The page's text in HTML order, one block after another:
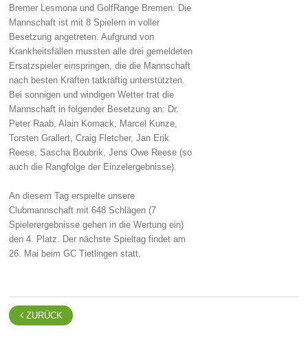
Bremer Lesmona und GolfRange Bremen. Die
Mannschaft ist mit 8 Spielern in voller
Besetzung angetreten. Aufgrund von
Krankheitsfällen mussten alle drei gemeldeten
Ersatzspieler einspringen, die die Mannschaft
nach besten Kräften tatkräftig unterstützten.
Bei sonnigen und windigen Wetter trat die
Mannschaft in folgender Besetzung an: Dr.
Peter Raab, Alain Kornack, Marcel Kunze,
Torsten Grallert, Craig Fletcher, Jan Erik
Reese, Sascha Boubrik, Jens Owe Reese (so
auch die Rangfolge der Einzelergebnisse).
An diesem Tag erspielte unsere
Clubmannschaft mit 648 Schlägen (7
Spielerergebnisse gehen in die Wertung ein)
den 4. Platz. Der nächste Spieltag findet am
26. Mai beim GC Tietlingen statt.
ZURÜCK